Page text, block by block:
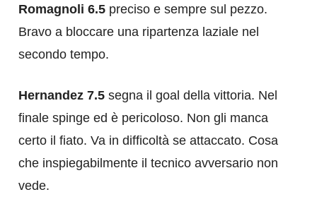
Romagnoli 6.5 preciso e sempre sul pezzo.
Bravo a bloccare una ripartenza laziale nel
secondo tempo.
Hernandez 7.5 segna il goal della vittoria. Nel
finale spinge ed è pericoloso. Non gli manca
certo il fiato. Va in difficoltà se attaccato. Cosa
che inspiegabilmente il tecnico avversario non
vede.